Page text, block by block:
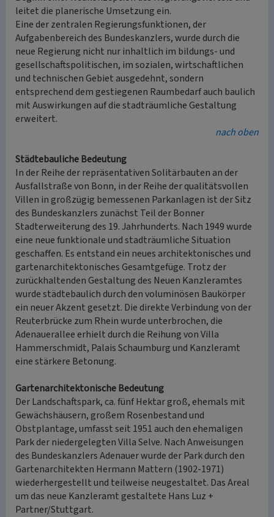
leitet die planerische Umsetzung ein.
Eine der zentralen Regierungsfunktionen, der
Aufgabenbereich des Bundeskanzlers, wurde durch die
neue Regierung nicht nur inhaltlich im bildungs- und
gesellschaftspolitischen, im sozialen, wirtschaftlichen
und technischen Gebiet ausgedehnt, sondern
entsprechend dem gestiegenen Raumbedarf auch baulich
mit Auswirkungen auf die stadträumliche Gestaltung
erweitert.
nach oben
Städtebauliche Bedeutung
In der Reihe der repräsentativen Solitärbauten an der
Ausfallstraße von Bonn, in der Reihe der qualitätsvollen
Villen in großzügig bemessenen Parkanlagen ist der Sitz
des Bundeskanzlers zunächst Teil der Bonner
Stadterweiterung des 19. Jahrhunderts. Nach 1949 wurde
eine neue funktionale und stadträumliche Situation
geschaffen. Es entstand ein neues architektonisches und
gartenarchitektonisches Gesamtgefüge. Trotz der
zurückhaltenden Gestaltung des Neuen Kanzleramtes
wurde städtebaulich durch den voluminösen Baukörper
ein neuer Akzent gesetzt. Die direkte Verbindung von der
Reuterbrücke zum Rhein wurde unterbrochen, die
Adenauerallee erhielt durch die Reihung von Villa
Hammerschmidt, Palais Schaumburg und Kanzleramt
eine stärkere Betonung.
Gartenarchitektonische Bedeutung
Der Landschaftspark, ca. fünf Hektar groß, ehemals mit
Gewächshäusern, großem Rosenbestand und
Obstplantage, umfasst seit 1951 auch den ehemaligen
Park der niedergelegten Villa Selve. Nach Anweisungen
des Bundeskanzlers Adenauer wurde der Park durch den
Gartenarchitekten Hermann Mattern (1902-1971)
wiederhergestellt und teilweise neugestaltet. Das Areal
um das neue Kanzleramt gestaltete Hans Luz +
Partner/Stuttgart.